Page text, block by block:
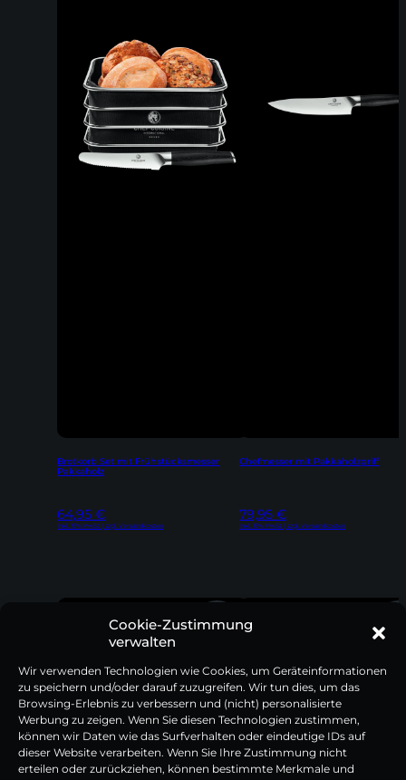
Cookie-Zustimmung
verwalten
Wir verwenden Technologien wie Cookies, um Geräteinformationen
zu speichern und/oder darauf zuzugreifen. Wir tun dies, um das
Browsing-Erlebnis zu verbessern und (nicht) personalisierte
Werbung zu zeigen. Wenn Sie diesen Technologien zustimmen,
können wir Daten wie das Surfverhalten oder eindeutige IDs auf
dieser Website verarbeiten. Wenn Sie Ihre Zustimmung nicht
erteilen oder zurückziehen, können bestimmte Merkmale und
Brotkorb Set mit Frühstücksmesser
Pakkaholz
64,95 €
Inkl. 19% MwSt | zzgl. Versandkosten
Chefmesser mit Pakkaholzgriff
79,95 €
Inkl. 19% MwSt | zzgl. Versandkosten